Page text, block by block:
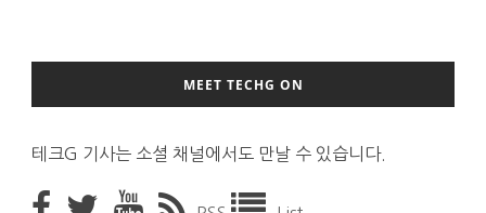
MEET TECHG ON
테크G 기사는 소셜 채널에서도 만날 수 있습니다.